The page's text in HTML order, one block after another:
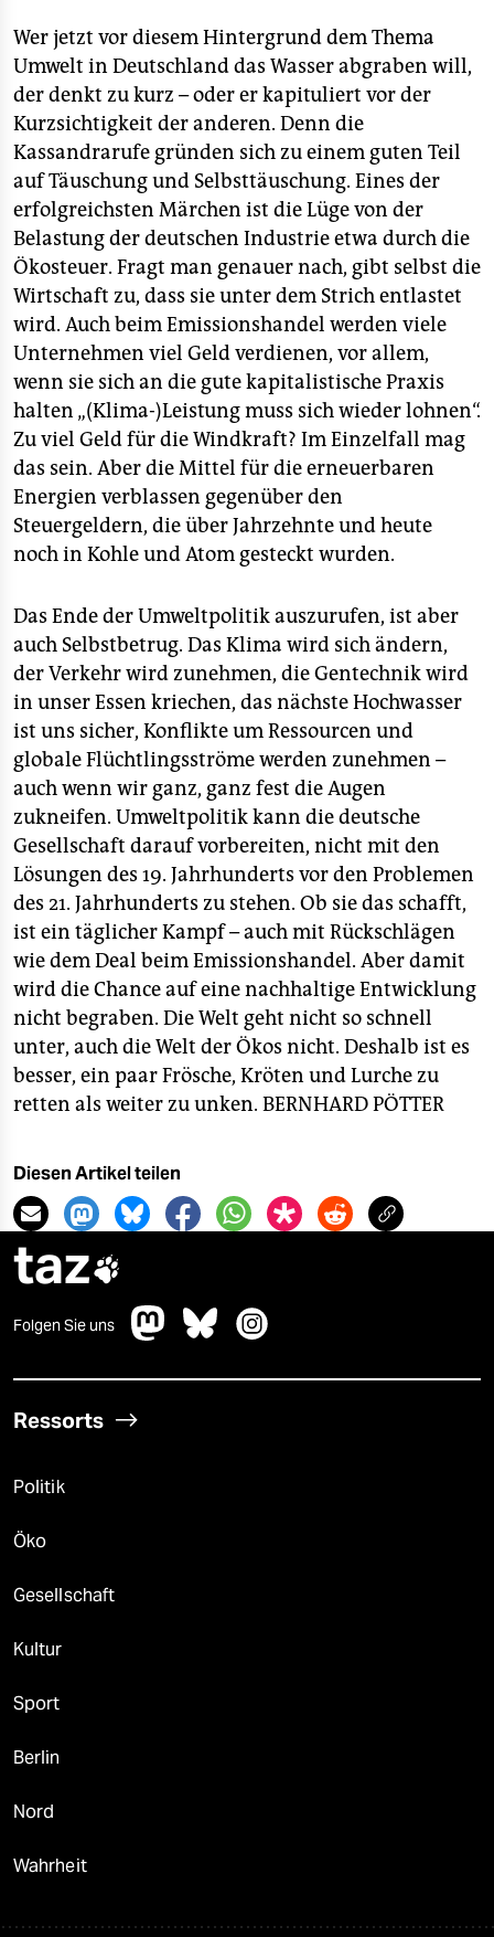
Wer jetzt vor diesem Hintergrund dem Thema
Umwelt in Deutschland das Wasser abgraben will,
der denkt zu kurz – oder er kapituliert vor der
Kurzsichtigkeit der anderen. Denn die
Kassandrarufe gründen sich zu einem guten Teil
auf Täuschung und Selbsttäuschung. Eines der
erfolgreichsten Märchen ist die Lüge von der
Belastung der deutschen Industrie etwa durch die
Ökosteuer. Fragt man genauer nach, gibt selbst die
Wirtschaft zu, dass sie unter dem Strich entlastet
wird. Auch beim Emissionshandel werden viele
Unternehmen viel Geld verdienen, vor allem,
wenn sie sich an die gute kapitalistische Praxis
halten „(Klima-)Leistung muss sich wieder lohnen“.
Zu viel Geld für die Windkraft? Im Einzelfall mag
das sein. Aber die Mittel für die erneuerbaren
Energien verblassen gegenüber den
Steuergeldern, die über Jahrzehnte und heute
noch in Kohle und Atom gesteckt wurden.
Das Ende der Umweltpolitik auszurufen, ist aber
auch Selbstbetrug. Das Klima wird sich ändern,
der Verkehr wird zunehmen, die Gentechnik wird
in unser Essen kriechen, das nächste Hochwasser
ist uns sicher, Konflikte um Ressourcen und
globale Flüchtlingsströme werden zunehmen –
auch wenn wir ganz, ganz fest die Augen
zukneifen. Umweltpolitik kann die deutsche
Gesellschaft darauf vorbereiten, nicht mit den
Lösungen des 19. Jahrhunderts vor den Problemen
des 21. Jahrhunderts zu stehen. Ob sie das schafft,
ist ein täglicher Kampf – auch mit Rückschlägen
wie dem Deal beim Emissionshandel. Aber damit
wird die Chance auf eine nachhaltige Entwicklung
nicht begraben. Die Welt geht nicht so schnell
unter, auch die Welt der Ökos nicht. Deshalb ist es
besser, ein paar Frösche, Kröten und Lurche zu
retten als weiter zu unken. BERNHARD PÖTTER
Diesen Artikel teilen
taz
Folgen Sie uns
Ressorts
Politik
Öko
Gesellschaft
Kultur
Sport
Berlin
Nord
Wahrheit